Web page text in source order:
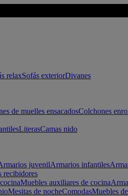
relaxSofás exteriorDivanes
de muelles ensacadosColchones
LiterasCamas nido
juvenilArmarios infantiles
recibidores
Muebles auxiliares de cocina
Mesitas de nocheComodasMuebles